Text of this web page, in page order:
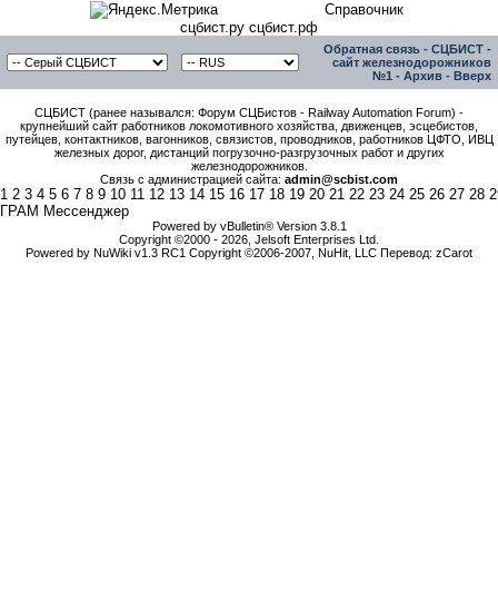
Справочник
сцбист.ру сцбист.рф
Обратная связь - СЦБИСТ -
сайт железнодорожников
№1 - Архив - Вверх
СЦБИСТ (ранее назывался: Форум СЦБистов - Railway Automation Forum) -
крупнейший сайт работников локомотивного хозяйства, движенцев, эсцебистов,
путейцев, контактников, вагонников, связистов, проводников, работников ЦФТО, ИВЦ
железных дорог, дистанций погрузочно-разгрузочных работ и других
железнодорожников.
Связь с администрацией сайта: admin@scbist.com
1 2 3 4 5 6 7 8 9 10 11 12 13 14 15 16 17 18 19 20 21 22 23 24 25 26 27 28
ГРАМ Мессенджер
Powered by vBulletin® Version 3.8.1
Copyright ©2000 - 2026, Jelsoft Enterprises Ltd.
Powered by NuWiki v1.3 RC1 Copyright ©2006-2007, NuHit, LLC Перевод: zCarot